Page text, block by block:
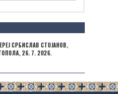
СРБИСЛАВ СТОЈАНОВ,
26. 7. 2026.